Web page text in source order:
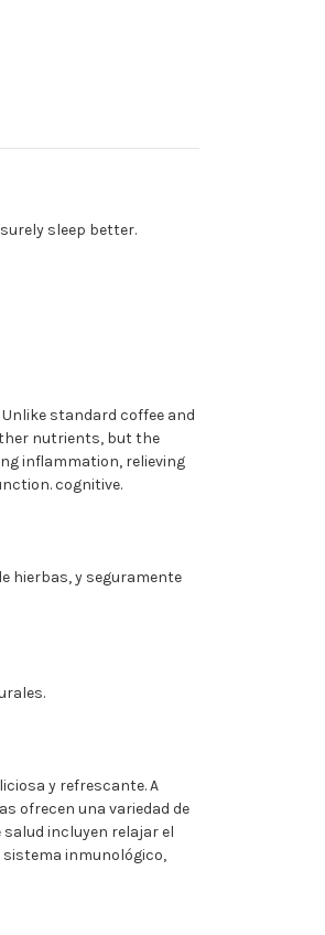
sleep better.
standard coffee and
nutrients, but the
inflammation, relieving
cognitive.
hierbas, y seguramente
y refrescante. A
ofrecen una variedad de
incluyen relajar el
inmunológico,